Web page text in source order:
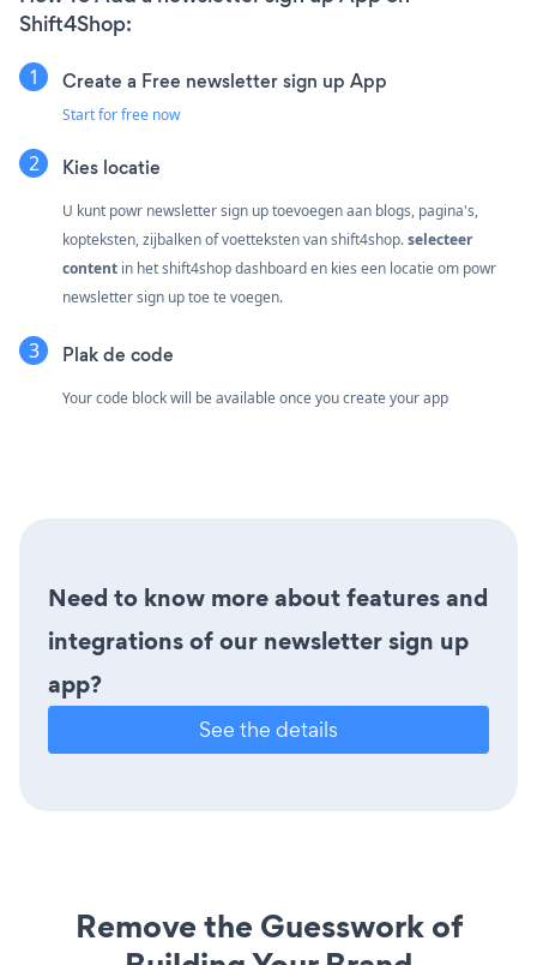
Shift4Shop:
Create a Free newsletter sign up App
Start for free now
Kies locatie
U kunt powr newsletter sign up toevoegen aan blogs, pagina's,
kopteksten, zijbalken of voetteksten van shift4shop.selecteer
content in het shift4shop dashboard en kies een locatie om powr
newsletter sign up toe te voegen.
Plak de code
Your code block will be available once you create your app
Need to know more about features and
integrations of our newsletter sign up
app?
See the details
Remove the Guesswork of